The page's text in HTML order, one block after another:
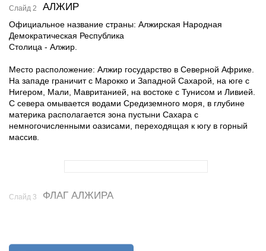
Слайд 2 АЛЖИР
Официальное название страны: Алжирская Народная
Демократическая Республика
Столица - Алжир.
Место расположение: Алжир государство в Северной Африке.
На западе граничит с Марокко и Западной Сахарой, на юге с
Нигером, Мали, Мавританией, на востоке с Тунисом и Ливией.
С севера омывается водами Средиземного моря, в глубине
материка располагается зона пустыни Сахара с
немногочисленными оазисами, переходящая к югу в горный
массив.
Слайд 3 ФЛАГ АЛЖИРА